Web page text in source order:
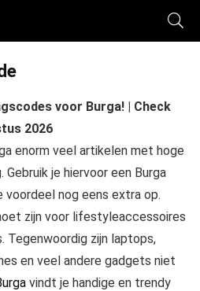
voor Burga! | Check
2026
enorm veel artikelen met hoge
Gebruik je hiervoor een Burga
nog eens extra op.
zijn voor lifestyleaccessoires
Tegenwoordig zijn laptops,
en veel andere gadgets niet
vindt je handige en trendy